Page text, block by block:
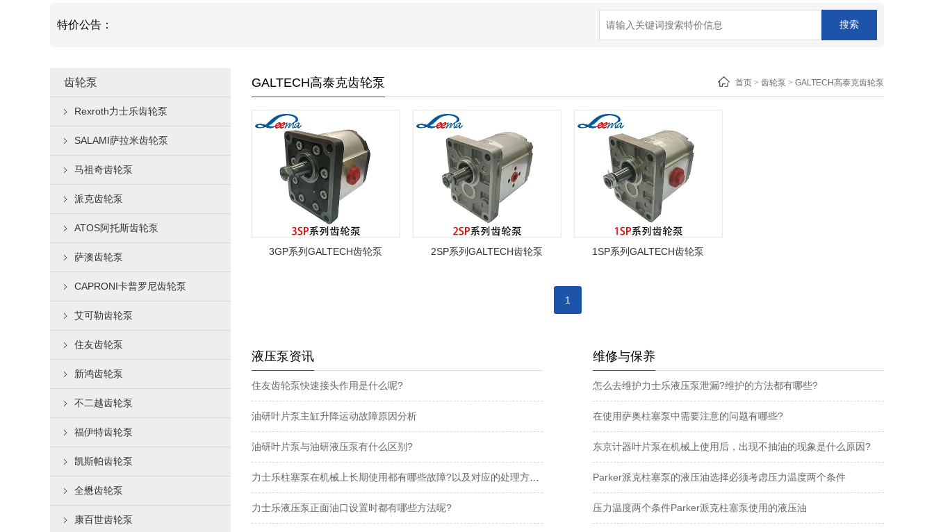
特价公告：
齿轮泵
Rexroth力士乐齿轮泵
SALAMI萨拉米齿轮泵
马祖奇齿轮泵
派克齿轮泵
ATOS阿托斯齿轮泵
萨澳齿轮泵
CAPRONI卡普罗尼齿轮泵
艾可勒齿轮泵
住友齿轮泵
新鸿齿轮泵
不二越齿轮泵
福伊特齿轮泵
凯斯帕齿轮泵
全懋齿轮泵
康百世齿轮泵
首页 > 齿轮泵 > GALTECH高泰克齿轮泵
GALTECH高泰克齿轮泵
3GP系列GALTECH齿轮泵 2SP系列GALTECH齿轮泵 1SP系列GALTECH齿轮泵
1
液压泵资讯
住友齿轮泵快速接头作用是什么呢?
油研叶片泵主缸升降运动故障原因分析
油研叶片泵与油研液压泵有什么区别?
力士乐液压泵正面油口设置时都有哪些方法呢?
维修与保养
怎么去维护力士乐液压泵泄漏?维护的方法都有哪些?
在使用萨奥柱塞泵中需要注意的问题有哪些?
东京计器叶片泵在机械上使用后，出现不抽油的现象是什么原因?
Parker派克柱塞泵的液压油选择必须考虑压力温度两个条件
压力温度两个条件Parker派克柱塞泵使用的液压油